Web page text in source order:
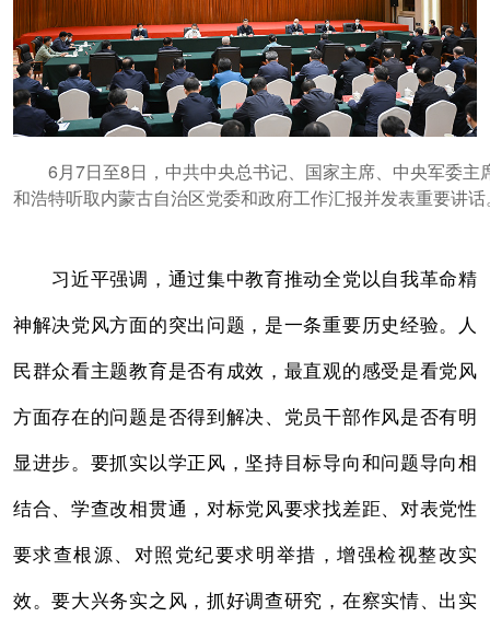
6月7日至8日，中共中央总书记、国家主席、中央军委主
和浩特听取内蒙古自治区党委和政府工作汇报并发表重要讲话
习近平强调，通过集中教育推动全党以自我革命精
神解决党风方面的突出问题，是一条重要历史经验。人
民群众看主题教育是否有成效，最直观的感受是看党风
方面存在的问题是否得到解决、党员干部作风是否有明
显进步。要抓实以学正风，坚持目标导向和问题导向相
结合、学查改相贯通，对标党风要求找差距、对表党性
要求查根源、对照党纪要求明举措，增强检视整改实
效。要大兴务实之风，抓好调查研究，在察实情、出实